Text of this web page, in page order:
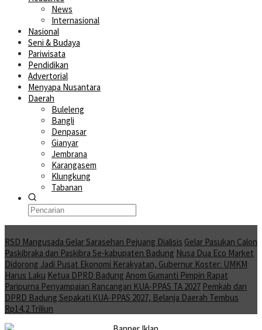
News
Internasional
Nasional
Seni & Budaya
Pariwisata
Pendidikan
Advertorial
Menyapa Nusantara
Daerah
Buleleng
Bangli
Denpasar
Gianyar
Jembrana
Karangasem
Klungkung
Tabanan
RSD Mangusada Gelar Sarasehan Pejuang Dialisis Gelar Pasukan Calon
Paskibraka dan Paskibra Se-kabupaten Badung Nusa Dua Eco Market
Didorong Jadi Pusat Ekonomi Kerakyatan, Gubernur Koster: UMKM
Harus Laku Ketua DPRD Badung Anom Gumanti Pimpin Rapat
Paripurna Penyampaian Rancangan KUA-PPAS TA 2027 Pemkab dan
DPRD Badung Sepakati KUA-PPAS 2027, Belanja Daerah Tembus
Rp14,2 Triliun